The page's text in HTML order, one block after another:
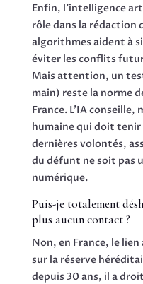
Enfin, l'intelligence
rôle dans la rédaction
algorithmes aident à
éviter les conflits
Mais attention, un
main) reste la norme
France. L'IA conseille,
humaine qui doit
dernières volontés,
du défunt ne soit pas
numérique.
Puis-je totalement
plus aucun contact ?
Non, en France, le
sur la réserve
depuis 30 ans, il a